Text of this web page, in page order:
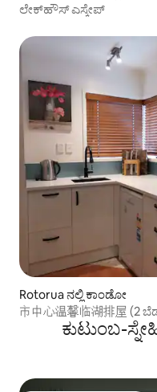
ಲೇಕ್‌ಹೌಸ್ ಎಸ್ಕೇಪ್
Rotorua ನಲ್ಲಿ ಕಾಂಡೋ
市中心温馨临湖排屋
ಶುಚಿಗೊಳಿಸುವ ಶುಲ್ಕವಿಲ್ಲ
ಕುಟುಂಬ-